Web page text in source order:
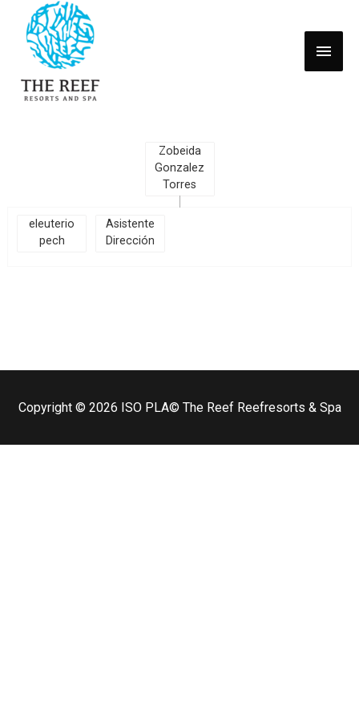
Zobeida
Gonzalez
Torres
eleuterio
pech
Asistente
Dirección
Copyright © 2026 ISO PLA© The Reef Reefresorts & Spa